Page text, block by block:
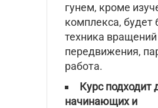
гунем, кроме
комплекса, будет
техника
передвижения,
работа.
Курс подходит
начинающих и